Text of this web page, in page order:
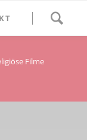
überspringen
Filme